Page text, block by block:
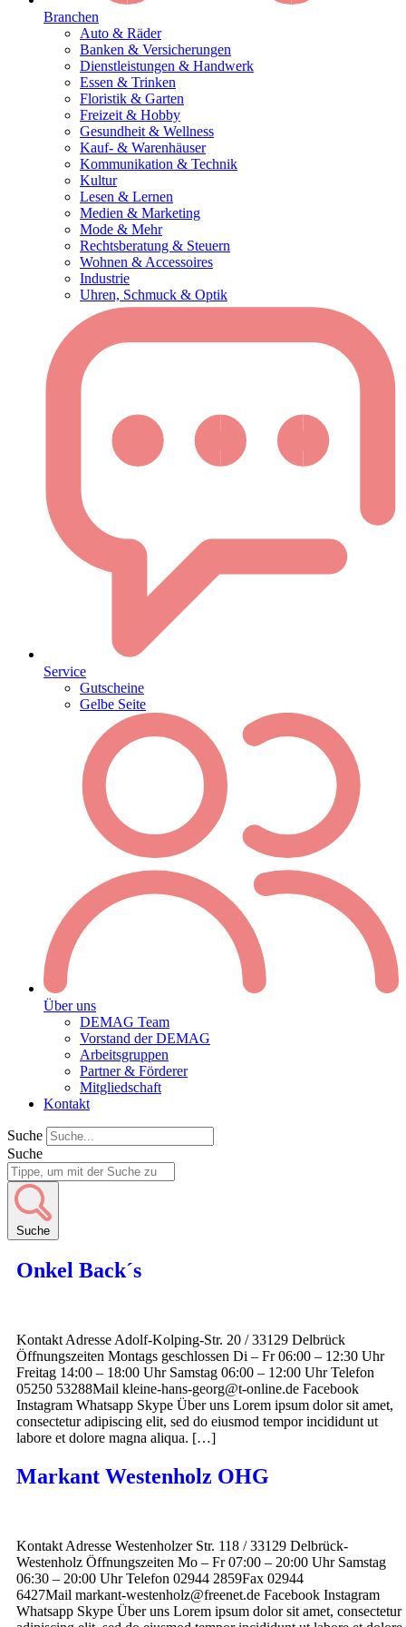
Branchen
Auto & Räder
Banken & Versicherungen
Dienstleistungen & Handwerk
Essen & Trinken
Floristik & Garten
Freizeit & Hobby
Gesundheit & Wellness
Kauf- & Warenhäuser
Kommunikation & Technik
Kultur
Lesen & Lernen
Medien & Marketing
Mode & Mehr
Rechtsberatung & Steuern
Wohnen & Accessoires
Industrie
Uhren, Schmuck & Optik
Service
Gutscheine
Gelbe Seite
Über uns
DEMAG Team
Vorstand der DEMAG
Arbeitsgruppen
Partner & Förderer
Mitgliedschaft
Kontakt
Suche
Suche
Suche
Onkel Back´s
Kontakt Adresse Adolf-Kolping-Str. 20 / 33129 Delbrück
Öffnungszeiten Montags geschlossen Di – Fr 06:00 – 12:30 Uhr
Freitag 14:00 – 18:00 Uhr Samstag 06:00 – 12:00 Uhr Telefon
05250 53288Mail kleine-hans-georg@t-online.de Facebook
Instagram Whatsapp Skype Über uns Lorem ipsum dolor sit amet,
consectetur adipiscing elit, sed do eiusmod tempor incididunt ut
labore et dolore magna aliqua. […]
Markant Westenholz OHG
Kontakt Adresse Westenholzer Str. 118 / 33129 Delbrück-
Westenholz Öffnungszeiten Mo – Fr 07:00 – 20:00 Uhr Samstag
06:30 – 20:00 Uhr Telefon 02944 2859Fax 02944
6427Mail markant-westenholz@freenet.de Facebook Instagram
Whatsapp Skype Über uns Lorem ipsum dolor sit amet, consectetur